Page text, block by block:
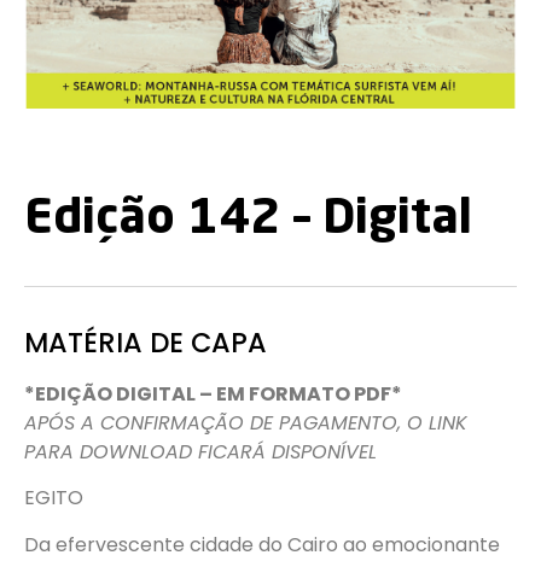
Edição 142 – Digital
MATÉRIA DE CAPA
*EDIÇÃO DIGITAL – EM FORMATO PDF*
APÓS A CONFIRMAÇÃO DE PAGAMENTO, O LINK
PARA DOWNLOAD FICARÁ DISPONÍVEL
EGITO
Da efervescente cidade do Cairo ao emocionante